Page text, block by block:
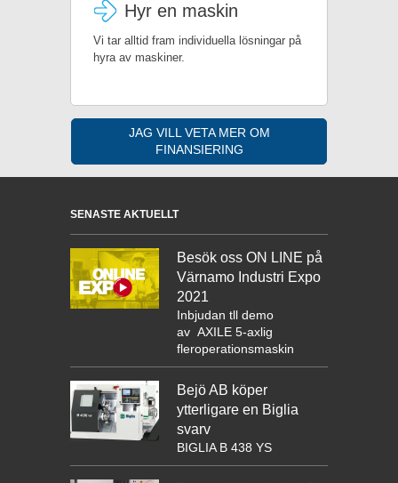
Hyr en maskin
Vi tar alltid fram individuella lösningar på
hyra av maskiner.
JAG VILL VETA MER OM
FINANSIERING
SENASTE AKTUELLT
Besök oss ON LINE på
Värnamo Industri Expo
2021
Inbjudan tll demo
av AXILE 5-axlig
fleroperationsmaskin
Bejö AB köper
ytterligare en Biglia
svarv
BIGLIA B 438 YS